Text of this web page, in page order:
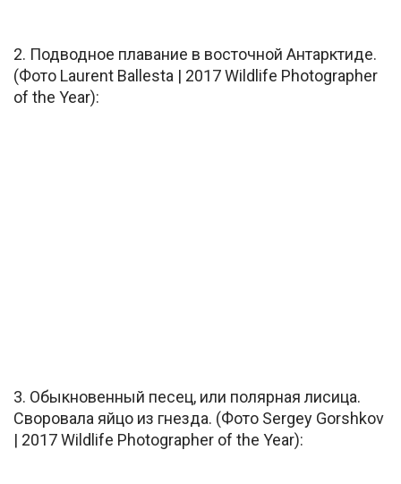
2. Подводное плавание в восточной Антарктиде.
(Фото Laurent Ballesta | 2017 Wildlife Photographer
of the Year):
3. Обыкновенный песец, или полярная лисица.
Своровала яйцо из гнезда. (Фото Sergey Gorshkov
| 2017 Wildlife Photographer of the Year):